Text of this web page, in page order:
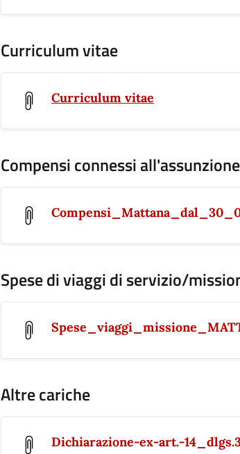
Curriculum vitae
Curriculum vitae
Compensi connessi
Spese di viaggi di servizio/
Altre cariche
Dichiarazione-ex-art.-